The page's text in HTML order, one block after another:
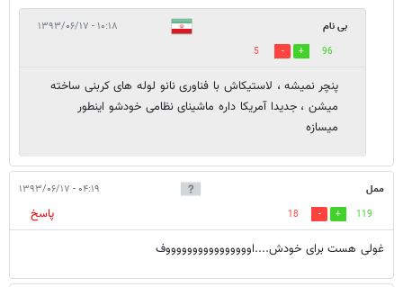
بی نام ۱۰:۱۸ - ۱۳۹۳/۰۶/۱۷
96
5
پنچر نمیشه ، لاستیکاش با فناوری نانو لوله های کربنی ساخته
میشن ، جدیدا آمریکا داره ماشینای نظامی خودشو اینطور
میسازه
ممل ۰۴:۱۹ - ۱۳۹۳/۰۶/۱۷
119
18
پاسخ
غولی هست برای خودش....اووووووووووووووووف